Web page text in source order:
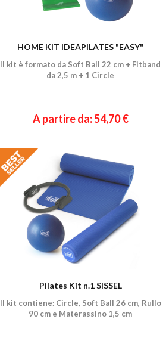
HOME KIT IDEAPILATES "EASY"
Il kit è formato da Soft Ball 22 cm + Fitband
da 2,5 m + 1 Circle
A partire da: 54,70 €
Pilates Kit n.1 SISSEL
Il kit contiene: Circle, Soft Ball 26 cm, Rullo
90 cm e Materassino 1,5 cm